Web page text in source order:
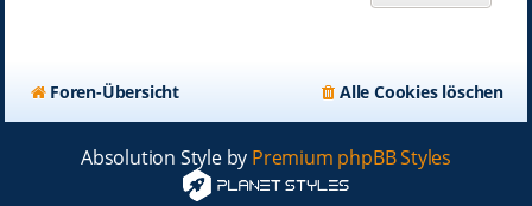
Foren-Übersicht Alle Cookies löschen
Absolution Style by Premium phpBB Styles